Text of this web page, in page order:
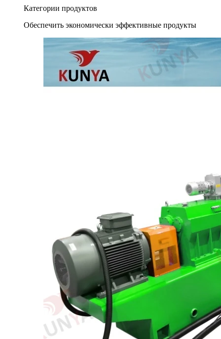
Категории продуктов
Обеспечить экономически эффективные продукты